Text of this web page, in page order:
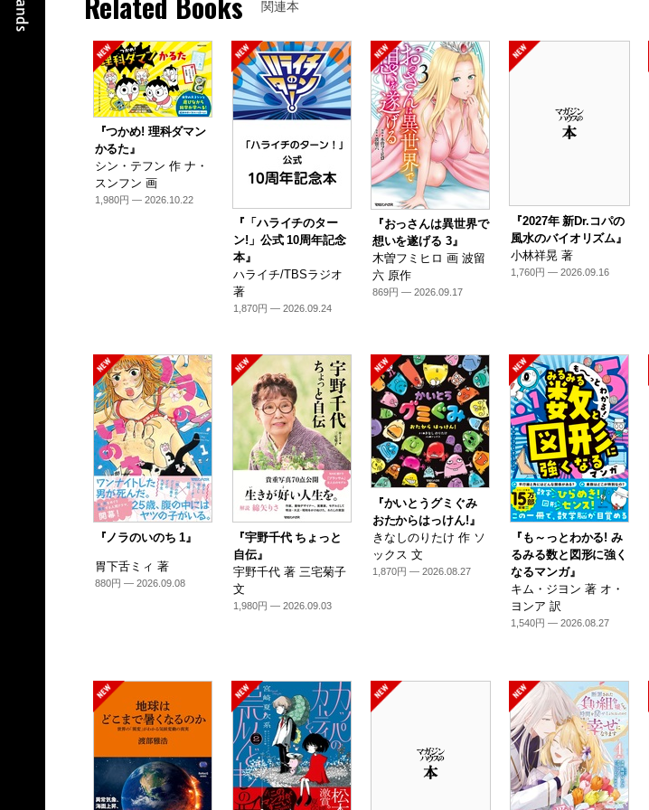
関連本
『つかめ! 理科ダマン
かるた』
シン・テフン 作 ナ・
スンフン 画
1,980円 — 2026.10.22
『「ハライチのター
ン!」公式 10周年記念
本』
ハライチ/TBSラジオ
著
1,870円 — 2026.09.24
『おっさんは異世界で
想いを遂げる 3』
木曽フミヒロ 画 波留
六 原作
869円 — 2026.09.17
『2027年 新Dr.コパの
風水のバイオリズム』
小林祥晃 著
1,760円 — 2026.09.16
『ノラのいのち 1』
胃下舌ミィ 著
880円 — 2026.09.08
『宇野千代 ちょっと
自伝』
宇野千代 著 三宅菊子
文
1,980円 — 2026.09.03
『かいとうグミぐみ
おたからはっけん!』
きなしのりたけ 作 ソ
ックス 文
1,870円 — 2026.08.27
『も～っとわかる! み
るみる数と図形に強く
なるマンガ』
キム・ジヨン 著 オ・
ヨンア 訳
1,540円 — 2026.08.27